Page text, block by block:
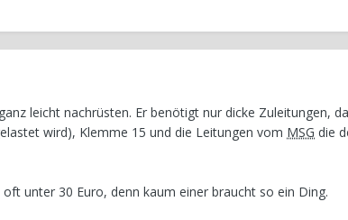
leicht nachrüsten. Er benötigt nur dicke Zuleitungen,
wird), Klemme 15 und die Leitungen vom MSG die
unter 30 Euro, denn kaum einer braucht so ein Ding.